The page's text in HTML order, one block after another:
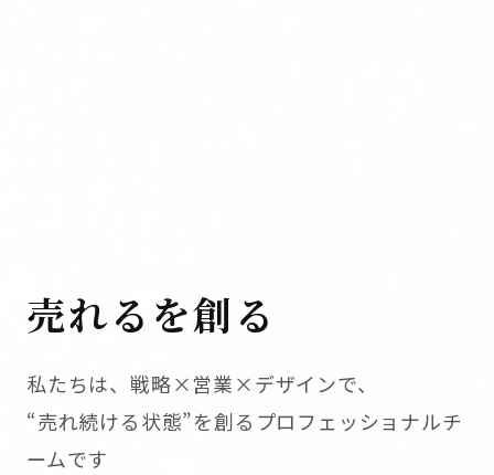
売れるを創る
私たちは、戦略×営業×デザインで、
“売れ続ける状態”を創るプロフェッショナルチ
ームです